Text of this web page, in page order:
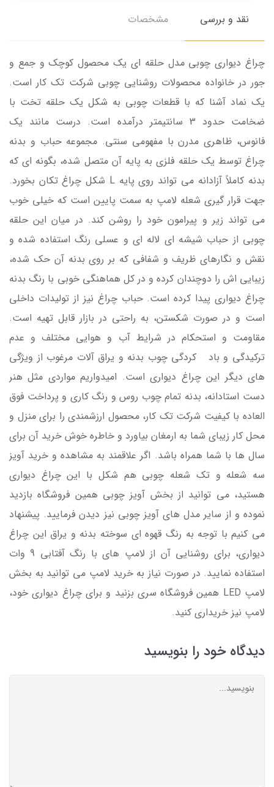
نقد و بررسی مشخصات
چراغ دیواری چوبی مدل حلقه ای یک محصول کوچک و جمع و
جور در خانواده محصولات روشنایی چوبی شرکت تک کار است.
یک نماد آشنا که با قطعات چوبی به شکل یک حلقه تخت با
ضخامت حدود 3 سانتیمتر درآمده است. درست مانند یک
فانوس، ظاهری مدرن با مفهومی سنتی. مجموعه حباب و بدنه
چراغ توسط یک حلقه فلزی به پایه آن متصل شده، بگونه ای که
بدنه کاملاً آزادانه می تواند روی پایه L شکل چراغ تکان بخورد.
جهت قرار گیری شعله لامپ به سمت پایین است که خیلی خوب
می تواند زیر و پیرامون خود را روشن کند. در میان این حلقه
چوبی از حباب شیشه ای لاله ای و عسلی رنگ استفاده شده و
نقش و نگارهای ظریف و شفافی که بر روی بدنه آن حک شده،
زیبایی اش را دوچندان کرده و در کل هماهنگی خوبی با رنگ بدنه
چراغ دیواری پیدا کرده است. حباب چراغ نیز از تولیدات داخلی
است و در صورت شکستن، به راحتی در بازار قابل تهیه است.
مقاومت و استحکام در شرایط آب و هوایی مختلف و عدم
ترکیدگی و باد کردگی چوب بدنه و یراق آلات مرغوب از ویژگی
های دیگر این چراغ دیواری است. امیدواریم مواردی مثل هنر
دست استادانه، بدنه تمام چوب روس و رنگ کاری و پرداخت فوق
العاده با کیفیت شرکت تک کار، محصول ارزشمندی را برای منزل و
محل کار زیبای شما به ارمغان بیاورد و خاطره خوش خرید آن برای
سال ها با شما همراه باشد. اگر علاقمند به مشاهده و خرید آویز
سه شعله و تک شعله چوبی هم شکل با این چراغ دیواری
هستید، می توانید از بخش آویز چوبی همین فروشگاه بازدید
نموده و از سایر مدل های آویز چوبی نیز دیدن فرمایید. پیشنهاد
می کنیم با توجه به رنگ قهوه ای سوخته بدنه و یراق این چراغ
دیواری، برای روشنایی آن از لامپ های با رنگ آفتابی 9 وات
استفاده نمایید. در صورت نیاز به خرید لامپ می توانید به بخش
لامپ LED همین فروشگاه سری بزنید و برای چراغ دیواری خود،
لامپ نیز خریداری کنید.
دیدگاه خود را بنویسید